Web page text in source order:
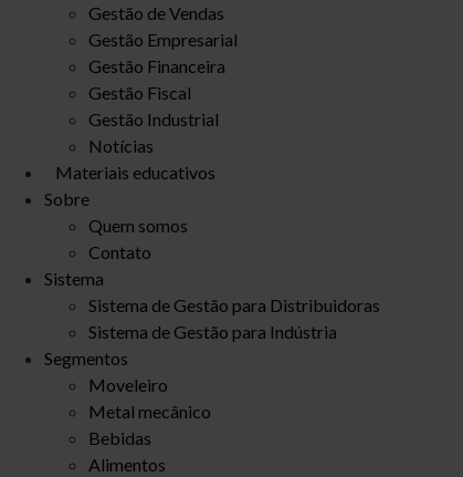
Gestão de Vendas
Gestão Empresarial
Gestão Financeira
Gestão Fiscal
Gestão Industrial
Notícias
Materiais educativos
Sobre
Quem somos
Contato
Sistema
Sistema de Gestão para Distribuidoras
Sistema de Gestão para Indústria
Segmentos
Moveleiro
Metal mecânico
Bebidas
Alimentos